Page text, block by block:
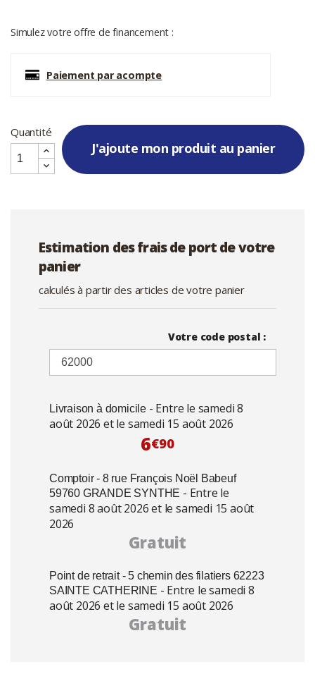
Simulez votre offre de financement :
Paiement par acompte
Quantité
J'ajoute mon produit au panier
Estimation des frais de port de votre
panier
calculés à partir des articles de votre panier
Votre code postal :
Livraison à domicile - Entre le samedi 8
août 2026 et le samedi 15 août 2026
6€90
Comptoir - 8 rue François Noël Babeuf
59760 GRANDE SYNTHE - Entre le
samedi 8 août 2026 et le samedi 15 août
2026
Gratuit
Point de retrait - 5 chemin des filatiers 62223
SAINTE CATHERINE - Entre le samedi 8
août 2026 et le samedi 15 août 2026
Gratuit